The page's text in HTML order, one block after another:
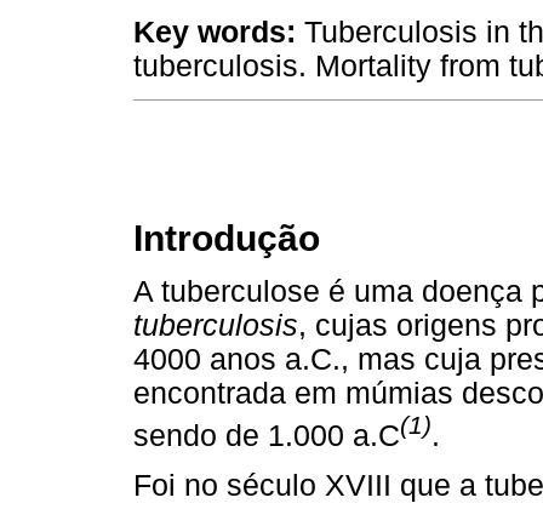
Key words: Tuberculosis in
tuberculosis. Mortality from
Introdução
A tuberculose é uma doença
tuberculosis, cujas origens
4000 anos a.C., mas cuja
encontrada em múmias
sendo de 1.000 a.C(1).
Foi no século XVIII que a